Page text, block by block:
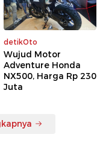
detikOto
Wujud Motor
Adventure Honda
NX500, Harga Rp 230
Juta